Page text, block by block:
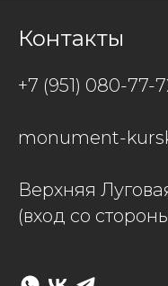
Контакты
+7 (951) 080-77-
monument-
Верхняя
(вход со